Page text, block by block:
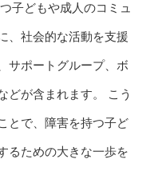
子どもや成人のコミュ
、社会的な活動を支援
サポートグループ、ボ
どが含まれます。 こう
とで、障害を持つ子ど
るための大きな一歩を